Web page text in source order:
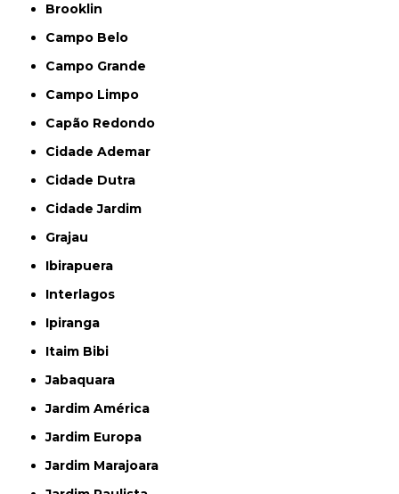
Brooklin
Campo Belo
Campo Grande
Campo Limpo
Capão Redondo
Cidade Ademar
Cidade Dutra
Cidade Jardim
Grajau
Ibirapuera
Interlagos
Ipiranga
Itaim Bibi
Jabaquara
Jardim América
Jardim Europa
Jardim Marajoara